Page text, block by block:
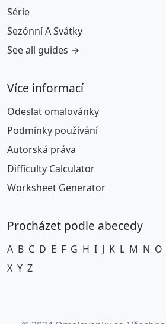
Série
Sezónní A Svátky
See all guides →
Více informací
Odeslat omalovánky
Podmínky používání
Autorská práva
Difficulty Calculator
Worksheet Generator
Procházet podle abecedy
A B C D E F G H I J K L M N O
X Y Z